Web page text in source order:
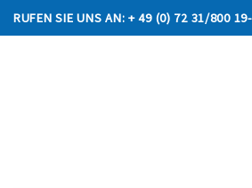
Skip
to
RUFEN SIE UNS AN: + 49 (0) 72 31/800